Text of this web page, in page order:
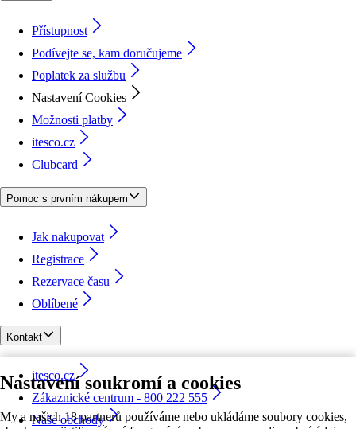
Nastavení soukromí a cookies
My a našich 18 partnerů používáme nebo ukládáme soubory cookies,
Přístupnost
Podívejte se, kam doručujeme
Poplatek za službu
Nastavení Cookies
Možnosti platby
itesco.cz
Clubcard
Pomoc s prvním nákupem
Jak nakupovat
Registrace
Rezervace času
Oblíbené
Kontakt
itesco.cz
Zákaznické centrum - 800 222 555
Naše obchody